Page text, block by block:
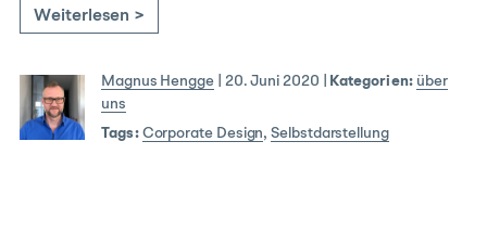
Weiterlesen >
Magnus Hengge| 20. Juni 2020 Kategorien: über
uns
Tags: Corporate Design,Selbstdarstellung